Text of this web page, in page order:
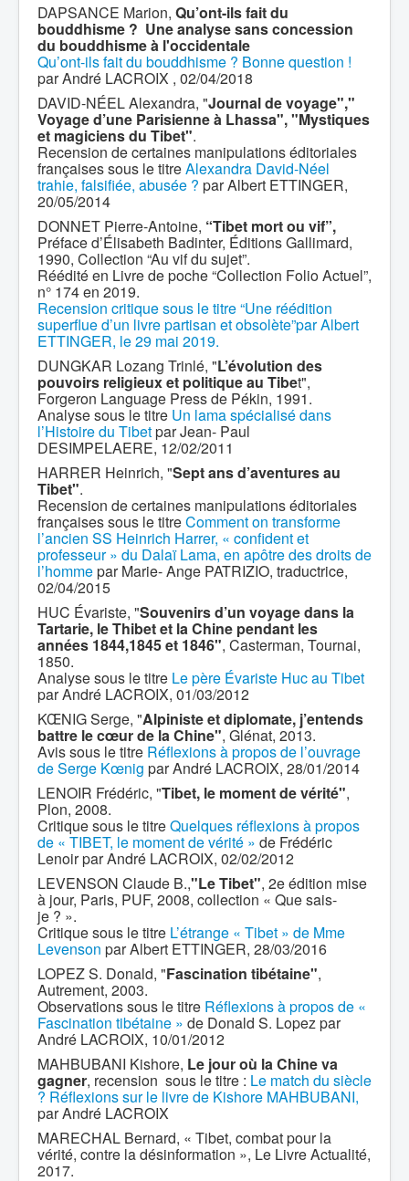
DAPSANCE Marion, Qu’ont-ils fait du
bouddhisme ? Une analyse sans concession
du bouddhisme à l'occidentale
Qu’ont-ils fait du bouddhisme ? Bonne question !
par André LACROIX , 02/04/2018
DAVID-NÉEL Alexandra, "Journal de voyage","
Voyage d’une Parisienne à Lhassa", "Mystiques
et magiciens du Tibet".
Recension de certaines manipulations éditoriales
françaises sous le titreAlexandra David-Néel
trahie, falsifiée, abusée ? par Albert ETTINGER,
20/05/2014
DONNET Pierre-Antoine, “Tibet mort ou vif”,
Préface d’Élisabeth Badinter, Éditions Gallimard,
1990, Collection “Au vif du sujet”.
Réédité en Livre de poche “Collection Folio Actuel”,
n° 174 en 2019.
Recension critique sous le titre “Une réédition
superflue d’un livre partisan et obsolète”par Albert
ETTINGER, le 29 mai 2019.
DUNGKAR Lozang Trinlé, "L’évolution des
pouvoirs religieux et politique au Tibet",
Forgeron Language Press de Pékin, 1991.
Analyse sous le titre Un lama spécialisé dans
l’Histoire du Tibetpar Jean- Paul
DESIMPELAERE, 12/02/2011
HARRER Heinrich, "Sept ans d’aventures au
Tibet".
Recension de certaines manipulations éditoriales
françaises sous le titreComment on transforme
l’ancien SS Heinrich Harrer, « confident et
professeur » du Dalaï Lama, en apôtre des droits de
l’hommepar Marie- Ange PATRIZIO, traductrice,
02/04/2015
HUC Évariste, "Souvenirs d’un voyage dans la
Tartarie, le Thibet et la Chine pendant les
années 1844,1845 et 1846", Casterman, Tournai,
1850.
Analyse sous le titre Le père Évariste Huc au Tibet
par André LACROIX, 01/03/2012
KŒNIG Serge, "Alpiniste et diplomate, j’entends
battre le cœur de la Chine", Glénat, 2013.
Avis sous le titre Réflexions à propos de l’ouvrage
de Serge Kœnig par André LACROIX, 28/01/2014
LENOIR Frédéric, "Tibet, le moment de vérité",
Plon, 2008.
Critique sous le titreQuelques réflexions à propos
de « TIBET, le moment de vérité » de Frédéric
Lenoir par André LACROIX, 02/02/2012
LEVENSON Claude B.,"Le Tibet", 2e édition mise
à jour, Paris, PUF, 2008, collection « Que sais-
je ? ».
Critique sous le titre L’étrange « Tibet » de Mme
Levenson par Albert ETTINGER, 28/03/2016
LOPEZ S. Donald, "Fascination tibétaine",
Autrement, 2003.
Observations sous le titre Réflexions à propos de «
Fascination tibétaine » de Donald S. Lopez par
André LACROIX, 10/01/2012
MAHBUBANI Kishore, Le jour où la Chine va
gagner, recension sous le titre : Le match du siècle
? Réflexions sur le livre de Kishore MAHBUBANI,
par André LACROIX
MARECHAL Bernard, « Tibet, combat pour la
vérité, contre la désinformation », Le Livre Actualité,
2017.